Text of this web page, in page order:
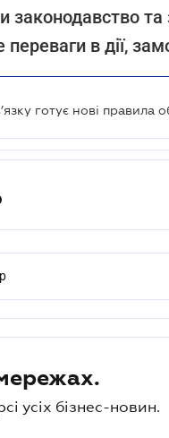
законодавство
переваги в дії,
усіх бізнес-новин.